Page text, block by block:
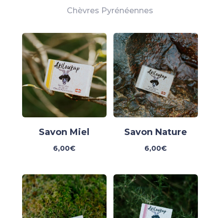
Chèvres Pyrénéennes
Savon Miel
6,00€
Savon Nature
6,00€